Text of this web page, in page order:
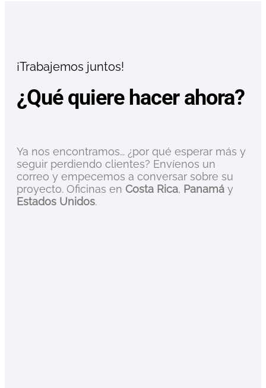
¡Trabajemos juntos!
¿Qué quiere hacer ahora?
Ya nos encontramos… ¿por qué esperar más y
seguir perdiendo clientes? Envíenos un
correo y empecemos a conversar sobre su
proyecto. Oficinas en Costa Rica, Panamá y
Estados Unidos.